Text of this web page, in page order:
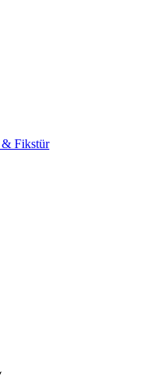
Fikstür